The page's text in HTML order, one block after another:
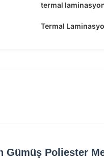
termal
Termal
Gümüş Poliester